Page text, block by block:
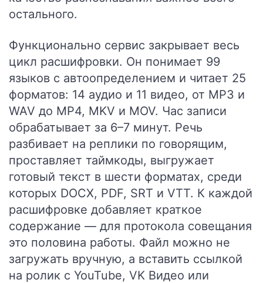
остального.
Функционально сервис закрывает весь
цикл расшифровки. Он понимает 99
языков с автоопределением и читает 25
форматов: 14 аудио и 11 видео, от MP3 и
WAV до MP4, MKV и MOV. Час записи
обрабатывает за 6–7 минут. Речь
разбивает на реплики по говорящим,
проставляет таймкоды, выгружает
готовый текст в шести форматах, среди
которых DOCX, PDF, SRT и VTT. К каждой
расшифровке добавляет краткое
содержание — для протокола совещания
это половина работы. Файл можно не
загружать вручную, а вставить ссылкой
на ролик с YouTube, VK Видео или